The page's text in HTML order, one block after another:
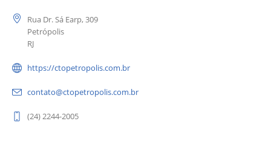
Rua Dr. Sá Earp, 309
Petrópolis
RJ
https://ctopetropolis.com.br
contato@ctopetropolis.com.br
(24) 2244-2005